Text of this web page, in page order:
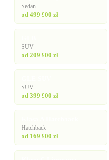
Sedan
od 499 900 zł
SUV
od 209 900 zł
SUV
od 399 900 zł
Hatchback
od 169 900 zł